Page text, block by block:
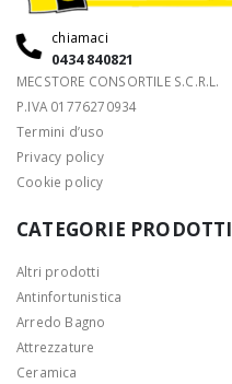
chiamaci
0434 840821
MECSTORE CONSORTILE S.C.R.L.
P.IVA 01776270934
Termini d’uso
Privacy policy
Cookie policy
CATEGORIE PRODOTTI
Altri prodotti
Antinfortunistica
Arredo Bagno
Attrezzature
Ceramica